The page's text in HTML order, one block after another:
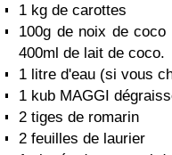
1 kg de carottes
100g de noix de
400ml de lait de coco.
1 litre d'eau (si vous
1 kub MAGGI
2 tiges de romarin
2 feuilles de laurier